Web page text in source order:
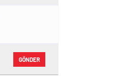
GÖNDER